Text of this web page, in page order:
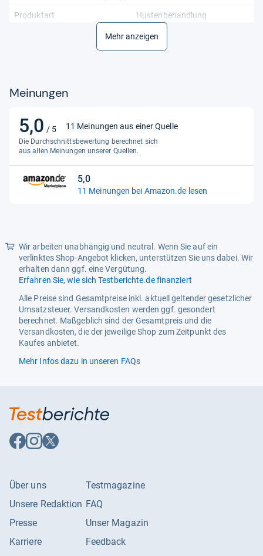
Produktart Hustenbehandlung
Oral
Mehr anzeigen
Meinungen
5,0 / 5
5,0
von
5
Sternen
11 Meinungen aus einer Quelle
Die Durchschnittsbewertung berechnet sich
aus allen Meinungen unserer Quellen.
5,0
5,0
von
11 Meinungen bei Amazon.de lesen
Wir arbeiten unabhängig und neutral. Wenn Sie auf ein
verlinktes Shop-Angebot klicken, unterstützen Sie uns dabei. Wir
erhalten dann ggf. eine Vergütung.
Erfahren Sie, wie sich Testberichte.de finanziert
Alle Preise sind Gesamtpreise inkl. aktuell geltender gesetzlicher
Umsatzsteuer. Versandkosten werden ggf. gesondert
berechnet. Maßgeblich sind der Gesamtpreis und die
Versandkosten, die der jeweilige Shop zum Zeitpunkt des
Kaufes anbietet.
Mehr Infos dazu in unseren FAQs
Auf
Facebook
Auf
Instagram
Auf
X
Über uns
Unsere Redaktion
Presse
Karriere
Testmagazine
FAQ
Unser Magazin
Feedback